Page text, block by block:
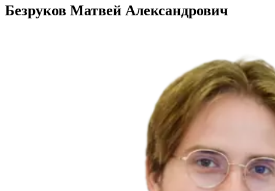
Безруков Матвей Александрович